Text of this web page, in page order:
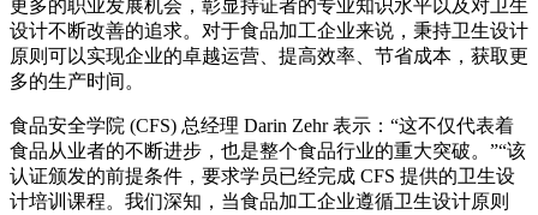
更多的职业发展机会，彰显持证者的专业知识水平以及对卫生
设计不断改善的追求。对于食品加工企业来说，秉持卫生设计
原则可以实现企业的卓越运营、提高效率、节省成本，获取更
多的生产时间。
食品安全学院 (CFS) 总经理 Darin Zehr 表示：“这不仅代表着
食品从业者的不断进步，也是整个食品行业的重大突破。”“该
认证颁发的前提条件，要求学员已经完成 CFS 提供的卫生设
计培训课程。我们深知，当食品加工企业遵循卫生设计原则